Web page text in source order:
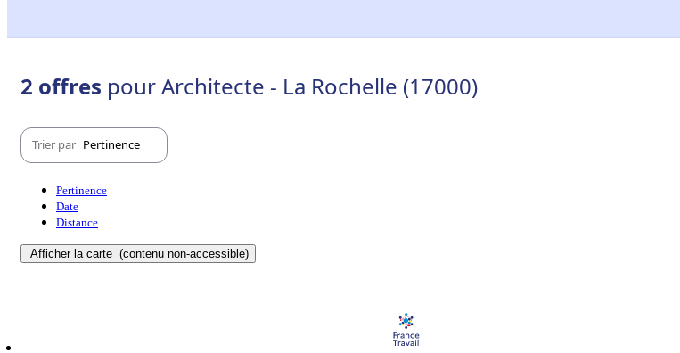
2 offres pour Architecte - La Rochelle (17000)
Trier par Pertinence
Pertinence
Date
Distance
Afficher la carte (contenu non-accessible)